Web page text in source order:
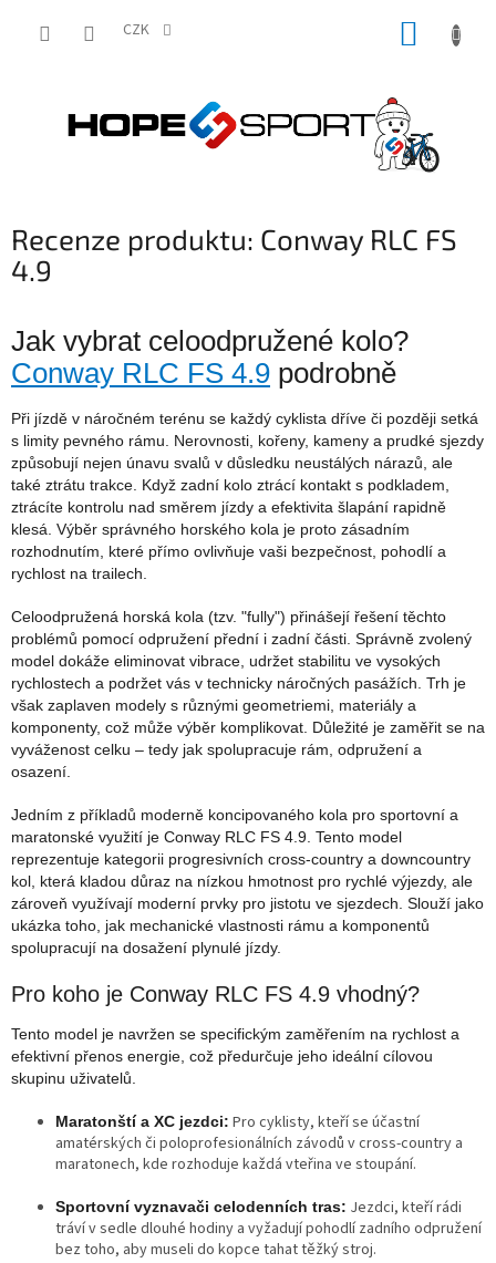
CZK
Recenze produktu: Conway RLC FS
4.9
Jak vybrat celoodpružené kolo?
Conway RLC FS 4.9 podrobně
Při jízdě v náročném terénu se každý cyklista dříve či později setká
s limity pevného rámu. Nerovnosti, kořeny, kameny a prudké sjezdy
způsobují nejen únavu svalů v důsledku neustálých nárazů, ale
také ztrátu trakce. Když zadní kolo ztrácí kontakt s podkladem,
ztrácíte kontrolu nad směrem jízdy a efektivita šlapání rapidně
klesá. Výběr správného horského kola je proto zásadním
rozhodnutím, které přímo ovlivňuje vaši bezpečnost, pohodlí a
rychlost na trailech.
Celoodpružená horská kola (tzv. "fully") přinášejí řešení těchto
problémů pomocí odpružení přední i zadní části. Správně zvolený
model dokáže eliminovat vibrace, udržet stabilitu ve vysokých
rychlostech a podržet vás v technicky náročných pasážích. Trh je
však zaplaven modely s různými geometriemi, materiály a
komponenty, což může výběr komplikovat. Důležité je zaměřit se na
vyváženost celku – tedy jak spolupracuje rám, odpružení a
osazení.
Jedním z příkladů moderně koncipovaného kola pro sportovní a
maratonské využití je Conway RLC FS 4.9. Tento model
reprezentuje kategorii progresivních cross-country a downcountry
kol, která kladou důraz na nízkou hmotnost pro rychlé výjezdy, ale
zároveň využívají moderní prvky pro jistotu ve sjezdech. Slouží jako
ukázka toho, jak mechanické vlastnosti rámu a komponentů
spolupracují na dosažení plynulé jízdy.
Pro koho je Conway RLC FS 4.9 vhodný?
Tento model je navržen se specifickým zaměřením na rychlost a
efektivní přenos energie, což předurčuje jeho ideální cílovou
skupinu uživatelů.
Maratonští a XC jezdci: Pro cyklisty, kteří se účastní
amatérských či poloprofesionálních závodů v cross-country a
maratonech, kde rozhoduje každá vteřina ve stoupání.
Sportovní vyznavači celodenních tras: Jezdci, kteří rádi
tráví v sedle dlouhé hodiny a vyžadují pohodlí zadního odpružení
bez toho, aby museli do kopce tahat těžký stroj.